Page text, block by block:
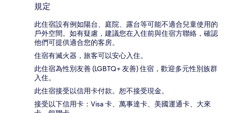
規定
此住宿設有例如陽台、庭院、露台等可能不適合兒童使用的
戶外空間。如有疑慮，建議您在入住前與住宿方聯絡，確認
他們可提供適合您的客房。
住宿有滅火器，旅客可以安心入住。
此住宿為性別友善 (LGBTQ+ 友善) 住宿，歡迎多元性別族群
入住。
此住宿接受以信用卡付款。恕不接受現金。
接受以下信用卡：Visa 卡、萬事達卡、美國運通卡、大來